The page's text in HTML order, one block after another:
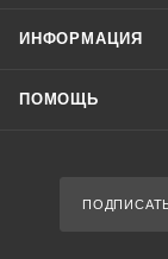
ИНФОРМАЦИЯ
ПОМОЩЬ